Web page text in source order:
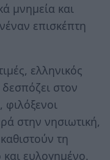
μνημεία και
επισκέπτη
ελληνικός
στον
στην νησιωτική,
τη
ευλογημένο.